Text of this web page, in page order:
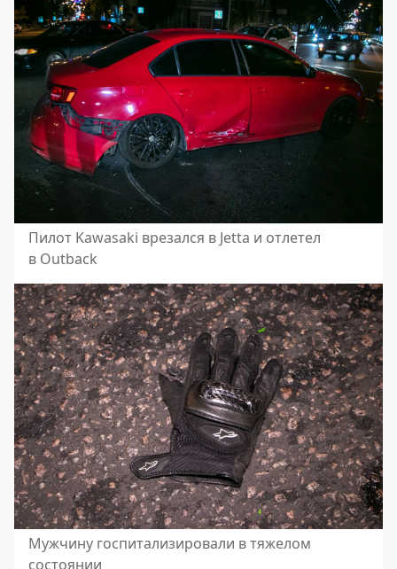
Пилот Kawasaki врезался в Jetta и отлетел
в Outback
Мужчину госпитализировали в тяжелом
состоянии